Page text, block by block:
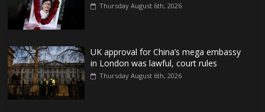
Thursday August 6th, 2026
UK approval for China’s mega embassy
in London was lawful, court rules
Thursday August 6th, 2026